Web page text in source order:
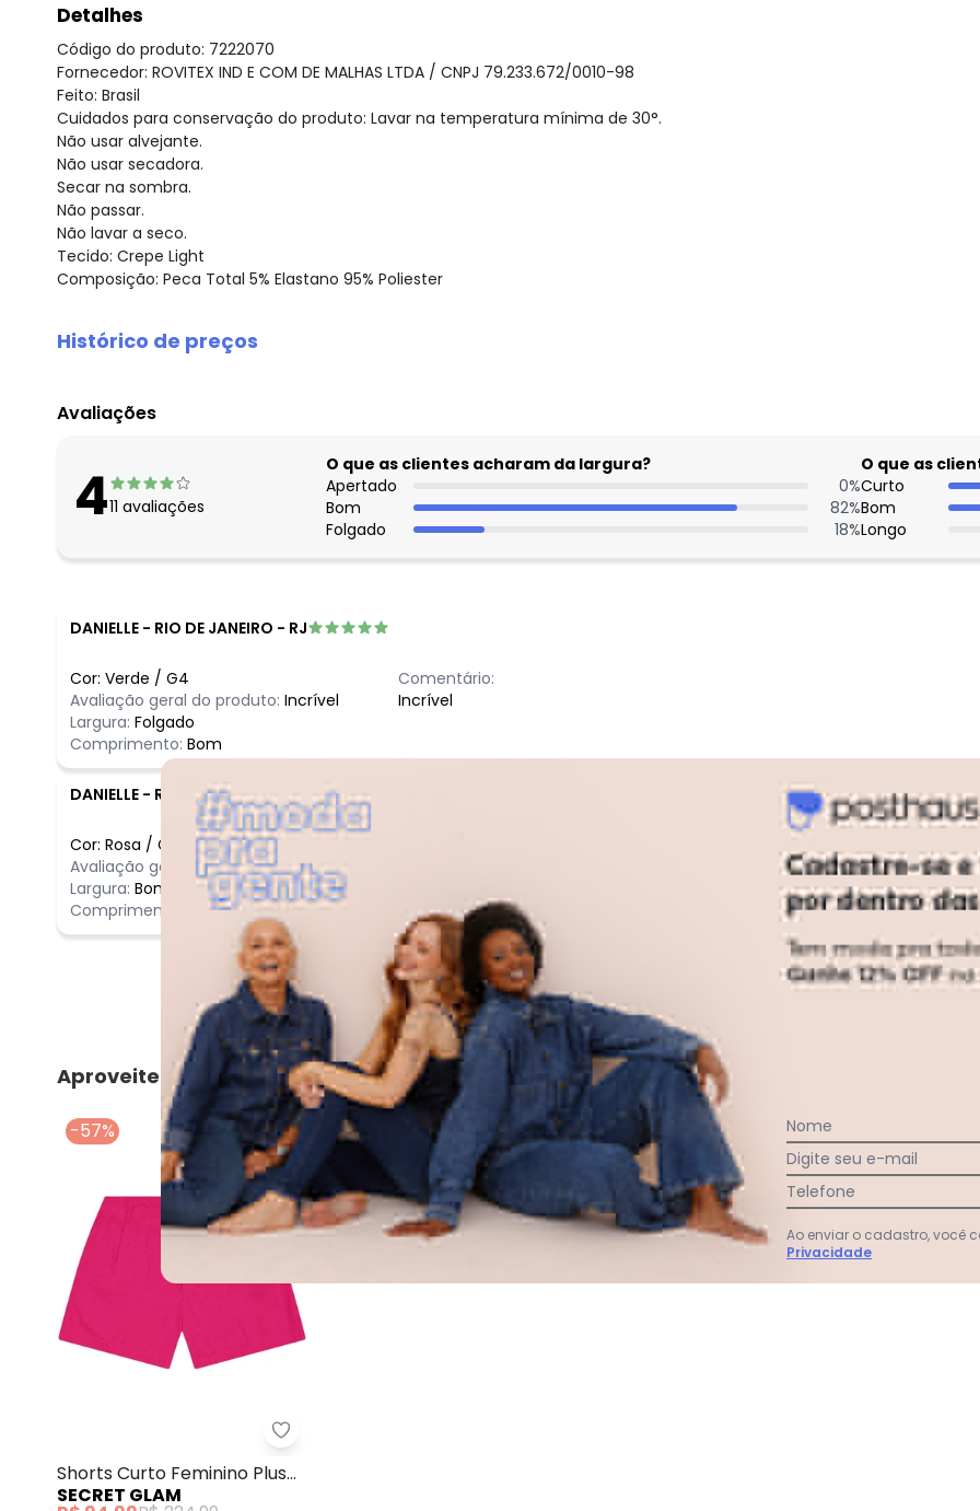
Detalhes
Código do produto: 7222070
Fornecedor: ROVITEX IND E COM DE MALHAS LTDA / CNPJ 79.233.672/0010-98
Feito: Brasil
Cuidados para conservação do produto: Lavar na temperatura mínima de 30°.
Não usar alvejante.
Não usar secadora.
Secar na sombra.
Não passar.
Não lavar a seco.
Tecido: Crepe Light
Composição: Peca Total 5% Elastano 95% Poliester
Histórico de preços
agosto/2026
maio/2026
abril/2026
fevereiro/2026
Avaliações
411 avaliações
O que as clientes acharam da largura?
Apertado
0%
Bom
82%
Folgado
18%
O que as
Curto
Bom
Longo
DANIELLE - RIO DE JANEIRO - RJ
Cor: Verde / G4
Avaliação geral do produto: Incrível
Largura: Folgado
Comprimento: Bom
Comentário:
Incrível
DANIELLE - RIO DE JANEIRO - RJ
Cor: Rosa / G4
Avaliação geral do produto: Incrível
Largura: Bom
Comprimento:
Bom
Ver todas as avaliações
Aproveite e compre junto
-57%
Secret Glam - Shorts Curto Feminino Plus Size Rosa
Shorts Curto Feminino Plus
Size Rosa
SECRET GLAM
Nome
Digite seu e-mail
Telefone
Ao enviar o cadastro, você
Privacidade